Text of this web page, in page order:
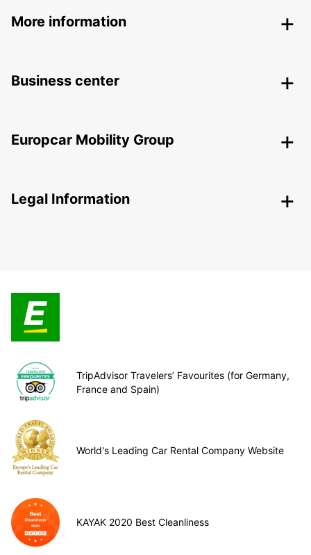
More information
Business center
Europcar Mobility Group
Legal Information
TripAdvisor Travelers’ Favourites (for Germany,
France and Spain)
World's Leading Car Rental Company Website
KAYAK 2020 Best Cleanliness